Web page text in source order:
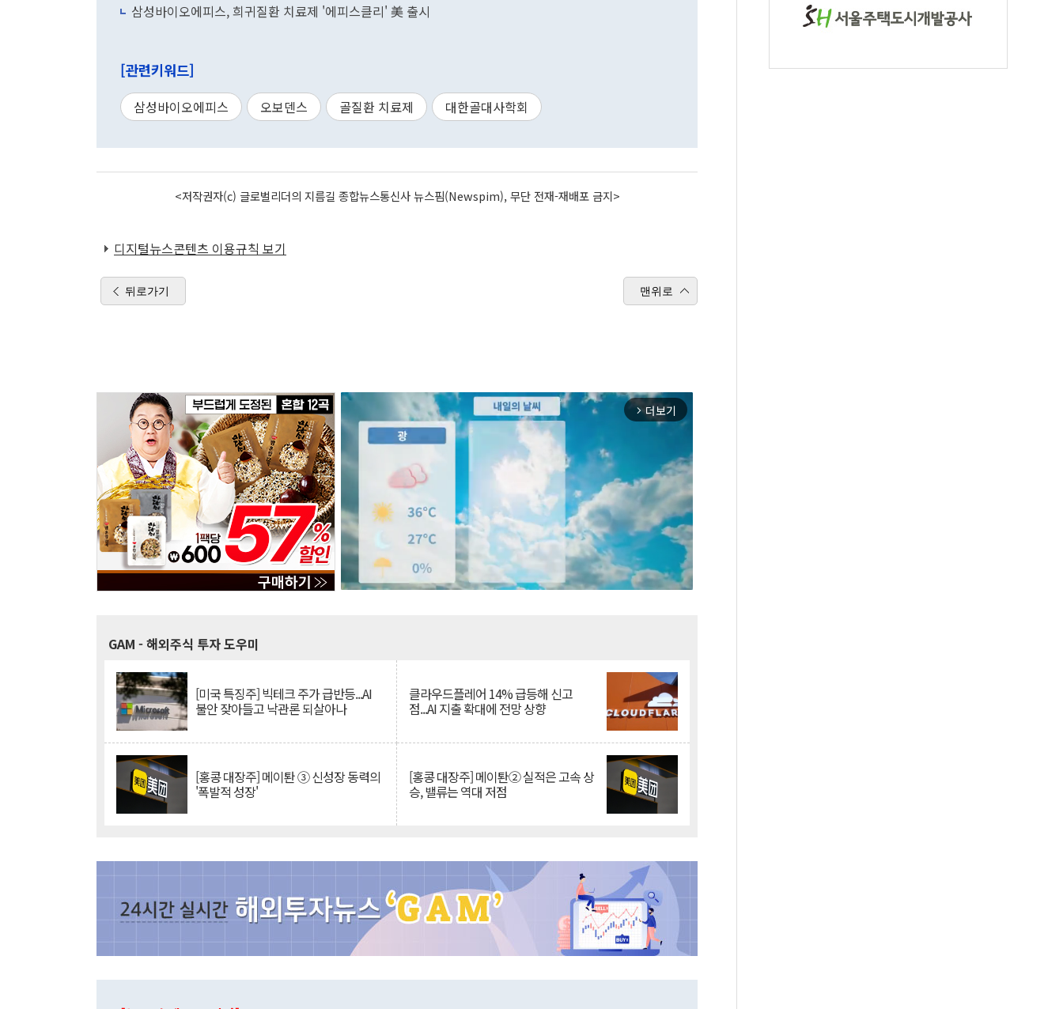
삼성바이오에피스, 희귀질환 치료제 '에피스클리' 美 출시
[관련키워드]
삼성바이오에피스 오보덴스 골질환 치료제 대한골대사학회
<저작권자(c) 글로벌리더의 지름길 종합뉴스통신사 뉴스핌(Newspim), 무단 전재-재배포 금지>
디지털뉴스콘텐츠 이용규칙 보기
뒤로가기 맨위로
arrow_forward_ios 더보기
GAM - 해외주식 투자 도우미
[미국 특징주] 빅테크 주가 급반등...AI
불안 잦아들고 낙관론 되살아나
클라우드플레어 14% 급등해 신고
점...AI 지출 확대에 전망 상향
[홍콩 대장주] 메이퇀 ③ 신성장 동력의
'폭발적 성장'
[홍콩 대장주] 메이퇀② 실적은 고속 상
승, 밸류는 역대 저점